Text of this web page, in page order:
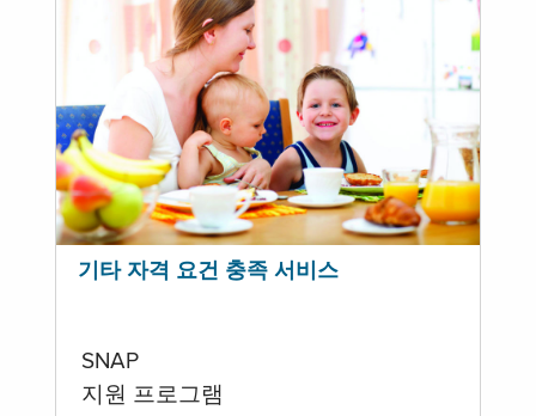
기타 자격 요건 충족 서비스
SNAP
지원 프로그램